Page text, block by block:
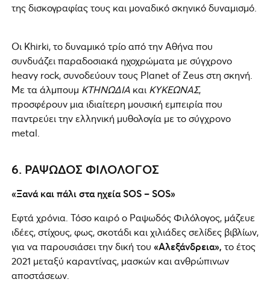
της δισκογραφίας τους και μοναδικό σκηνικό δυναμισμό.
Οι Khirki, το δυναμικό τρίο από την Αθήνα που
συνδυάζει παραδοσιακά ηχοχρώματα με σύγχρονο
heavy rock, συνοδεύουν τους Planet of Zeus στη σκηνή.
Με τα άλμπουμ ΚΤΗΝΩΔΙΑ και ΚΥΚΕΩΝΑΣ,
προσφέρουν μια ιδιαίτερη μουσική εμπειρία που
παντρεύει την ελληνική μυθολογία με το σύγχρονο
metal.
6. ΡΑΨΩΔΟΣ ΦΙΛΟΛΟΓΟΣ
«Ξανά και πάλι στα ηχεία SOS – SOS»
Εφτά χρόνια. Τόσο καιρό ο Ραψωδός Φιλόλογος, μάζευε
ιδέες, στίχους, φως, σκοτάδι και χιλιάδες σελίδες βιβλίων,
για να παρουσιάσει την δική του «Αλεξάνδρεια», το έτος
2021 μεταξύ καραντίνας, μασκών και ανθρώπινων
αποστάσεων.